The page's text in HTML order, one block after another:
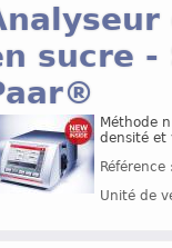
sucre -
Méthode
densité et
Unité de